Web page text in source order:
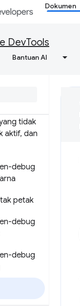
Dokumen
DevTools
Bantuan AI
tidak
aktif, dan
debug
petak
debug
debug